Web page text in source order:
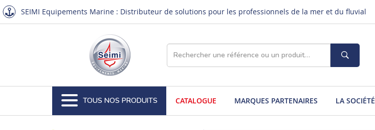
SEIMI Equipements Marine : Distributeur de solutions pour les professionnels de la mer et du fluvial
TOUS NOS PRODUITS CATALOGUE MARQUES PARTENAIRES LA SOCIÉTÉ